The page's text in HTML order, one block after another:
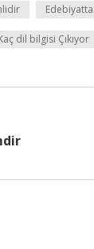
dil bilgisi Çıkıyor